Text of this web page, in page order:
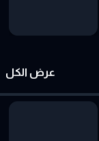
عرض الكل